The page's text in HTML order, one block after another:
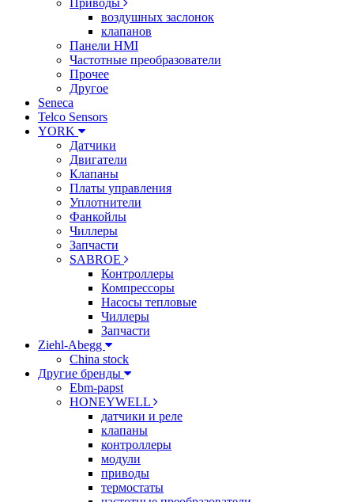
Приводы
воздушных заслонок
клапанов
Панели HMI
Частотные преобразователи
Прочее
Другое
Seneca
Telco Sensors
YORK
Датчики
Двигатели
Клапаны
Платы управления
Уплотнители
Фанкойлы
Чиллеры
Запчасти
SABROE
Контроллеры
Компрессоры
Насосы тепловые
Чиллеры
Запчасти
Ziehl-Abegg
China stock
Другие бренды
Ebm-papst
HONEYWELL
датчики и реле
клапаны
контроллеры
модули
приводы
термостаты